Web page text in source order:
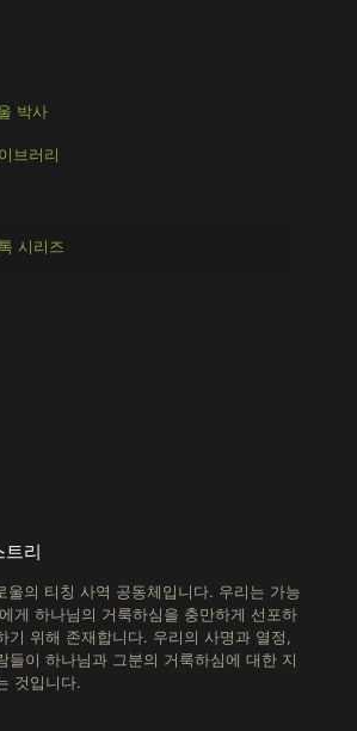
박사
브러리
시리즈
트리
울의 티칭 사역 공동체입니다. 우리는 가능
게 하나님의 거룩하심을 충만하게 선포하
기 위해 존재합니다. 우리의 사명과 열정,
들이 하나님과 그분의 거룩하심에 대한 지
것입니다.